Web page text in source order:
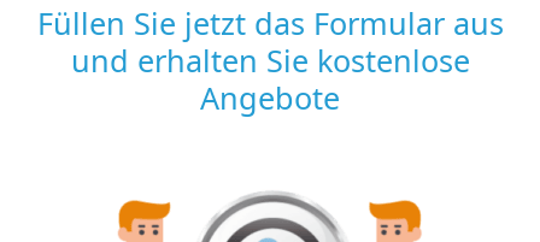
Füllen Sie jetzt das Formular aus
und erhalten Sie kostenlose
Angebote